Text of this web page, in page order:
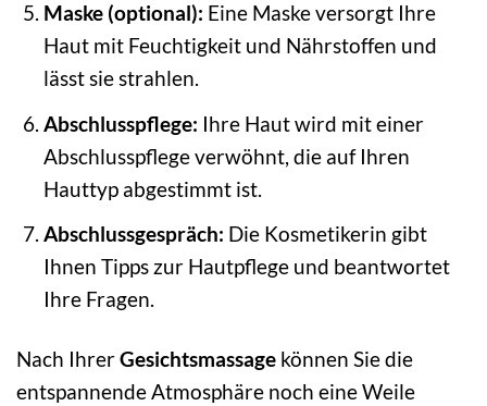
Maske (optional): Eine Maske versorgt Ihre
Haut mit Feuchtigkeit und Nährstoffen und
lässt sie strahlen.
Abschlusspflege: Ihre Haut wird mit einer
Abschlusspflege verwöhnt, die auf Ihren
Hauttyp abgestimmt ist.
Abschlussgespräch: Die Kosmetikerin gibt
Ihnen Tipps zur Hautpflege und beantwortet
Ihre Fragen.
Nach IhrerGesichtsmassage können Sie die
entspannende Atmosphäre noch eine Weile